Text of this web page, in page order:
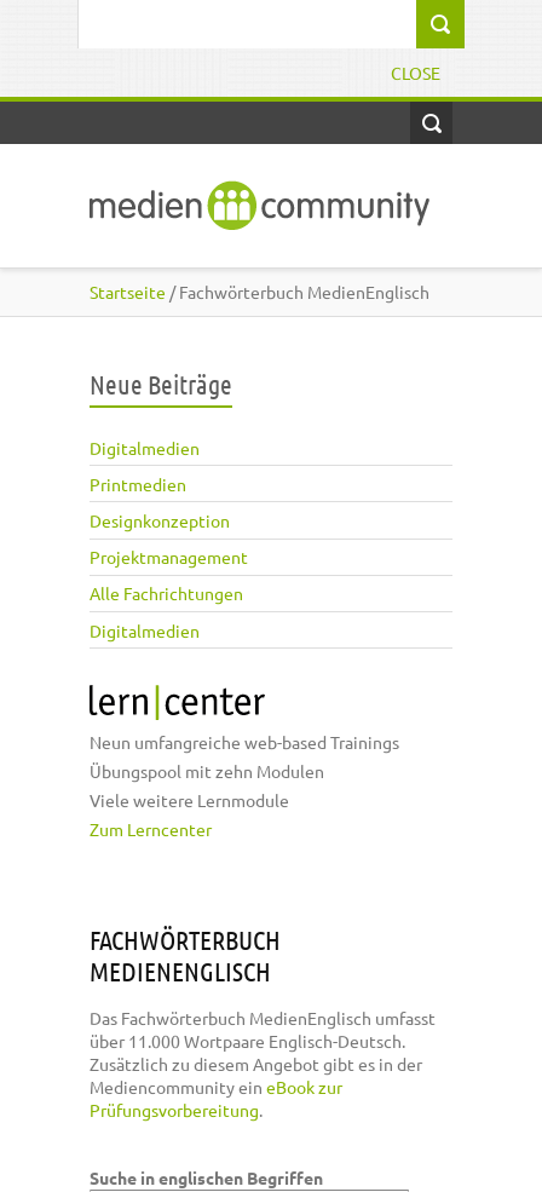
CLOSE
Startseite / Fachwörterbuch MedienEnglisch
Neue Beiträge
Digitalmedien
Printmedien
Designkonzeption
Projektmanagement
Alle Fachrichtungen
Digitalmedien
Neun umfangreiche web-based Trainings
Übungspool mit zehn Modulen
Viele weitere Lernmodule
Zum Lerncenter
FACHWÖRTERBUCH
MEDIENENGLISCH
Das Fachwörterbuch MedienEnglisch umfasst
über 11.000 Wortpaare Englisch-Deutsch.
Zusätzlich zu diesem Angebot gibt es in der
Mediencommunity ein eBook zur
Prüfungsvorbereitung.
Suche in englischen Begriffen